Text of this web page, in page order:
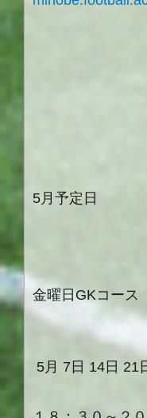
5月予定日
金曜日GKコース
5月 7 日 14日 21